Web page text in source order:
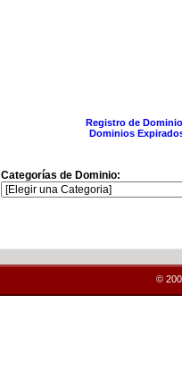
Registro de
Dominios
Categorías de Dominio:
©